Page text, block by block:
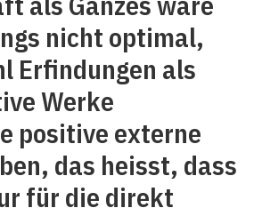
nicht optimal,
Erfindungen als
Werke
positive externe
das heisst, dass
für die direkt